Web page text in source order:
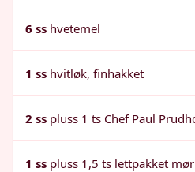
6 ss hvetemel
1 ss hvitløk, finhakket
2 ss pluss 1 ts Chef Paul
1 ss pluss 1,5 ts lettpakket